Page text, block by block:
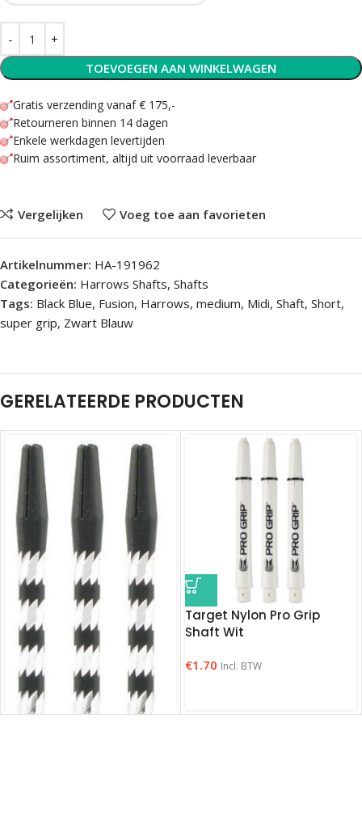
TOEVOEGEN AAN WINKELWAGEN
Gratis verzending vanaf € 175,-
Retourneren binnen 14 dagen
Enkele werkdagen levertijden
Ruim assortiment, altijd uit voorraad leverbaar
Vergelijken Voeg toe aan favorieten
Artikelnummer: HA-191962
Categorieën: Harrows Shafts, Shafts
Tags: Black Blue, Fusion, Harrows, medium, Midi, Shaft, Short,
super grip, Zwart Blauw
GERELATEERDE PRODUCTEN
Target Nylon Pro Grip
Shaft Wit
€1.70 Incl. BTW